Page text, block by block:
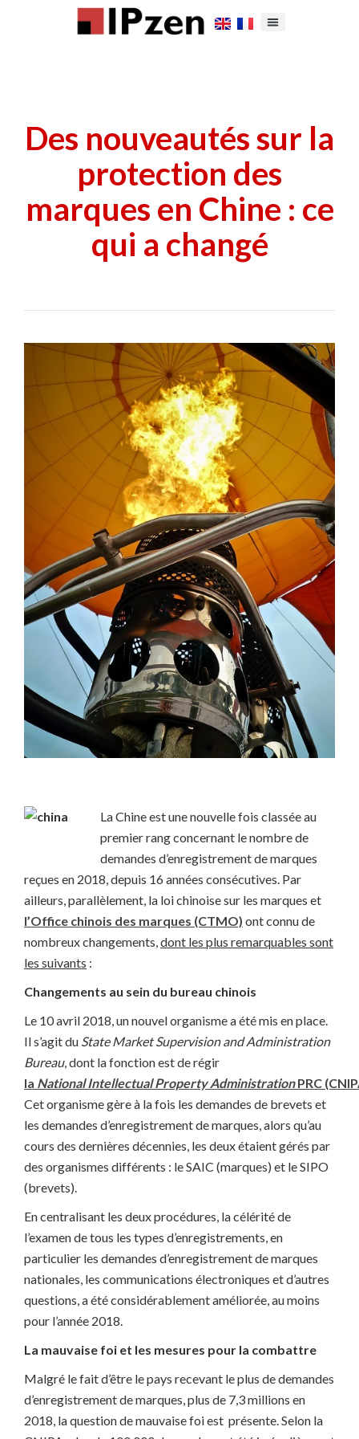
Des nouveautés sur la
protection des
marques en Chine : ce
qui a changé
La Chine est une nouvelle fois classée au
premier rang concernant le nombre de
demandes d’enregistrement de marques
reçues en 2018, depuis 16 années consécutives. Par
ailleurs, parallèlement, la loi chinoise sur les marques et
l’Office chinois des marques (CTMO) ont connu de
nombreux changements,dont les plus remarquables sont
les suivants :
Changements au sein du bureau chinois
Le 10 avril 2018, un nouvel organisme a été mis en place.
Il s’agit du State Market Supervision and Administration
Bureau, dont la fonction est de régir
la National Intellectual Property AdministrationPRC
Cet organisme gère à la fois les demandes de brevets et
les demandes d’enregistrement de marques, alors qu’au
cours des dernières décennies, les deux étaient gérés par
des organismes différents : le SAIC (marques) et le SIPO
(brevets).
En centralisant les deux procédures, la célérité de
l’examen de tous les types d’enregistrements, en
particulier les demandes d’enregistrement de marques
nationales, les communications électroniques et d’autres
questions, a été considérablement améliorée, au moins
pour l’année 2018.
La mauvaise foi et les mesures pour la combattre
Malgré le fait d’être le pays recevant le plus de demandes
d’enregistrement de marques, plus de 7,3 millions en
2018, la question de mauvaise foi est présente. Selon la